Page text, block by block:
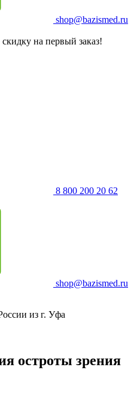
shop@bazismed.ru
на первый заказ!
8 800 200 20 62
shop@bazismed.ru
из г. Уфа
остроты зрения